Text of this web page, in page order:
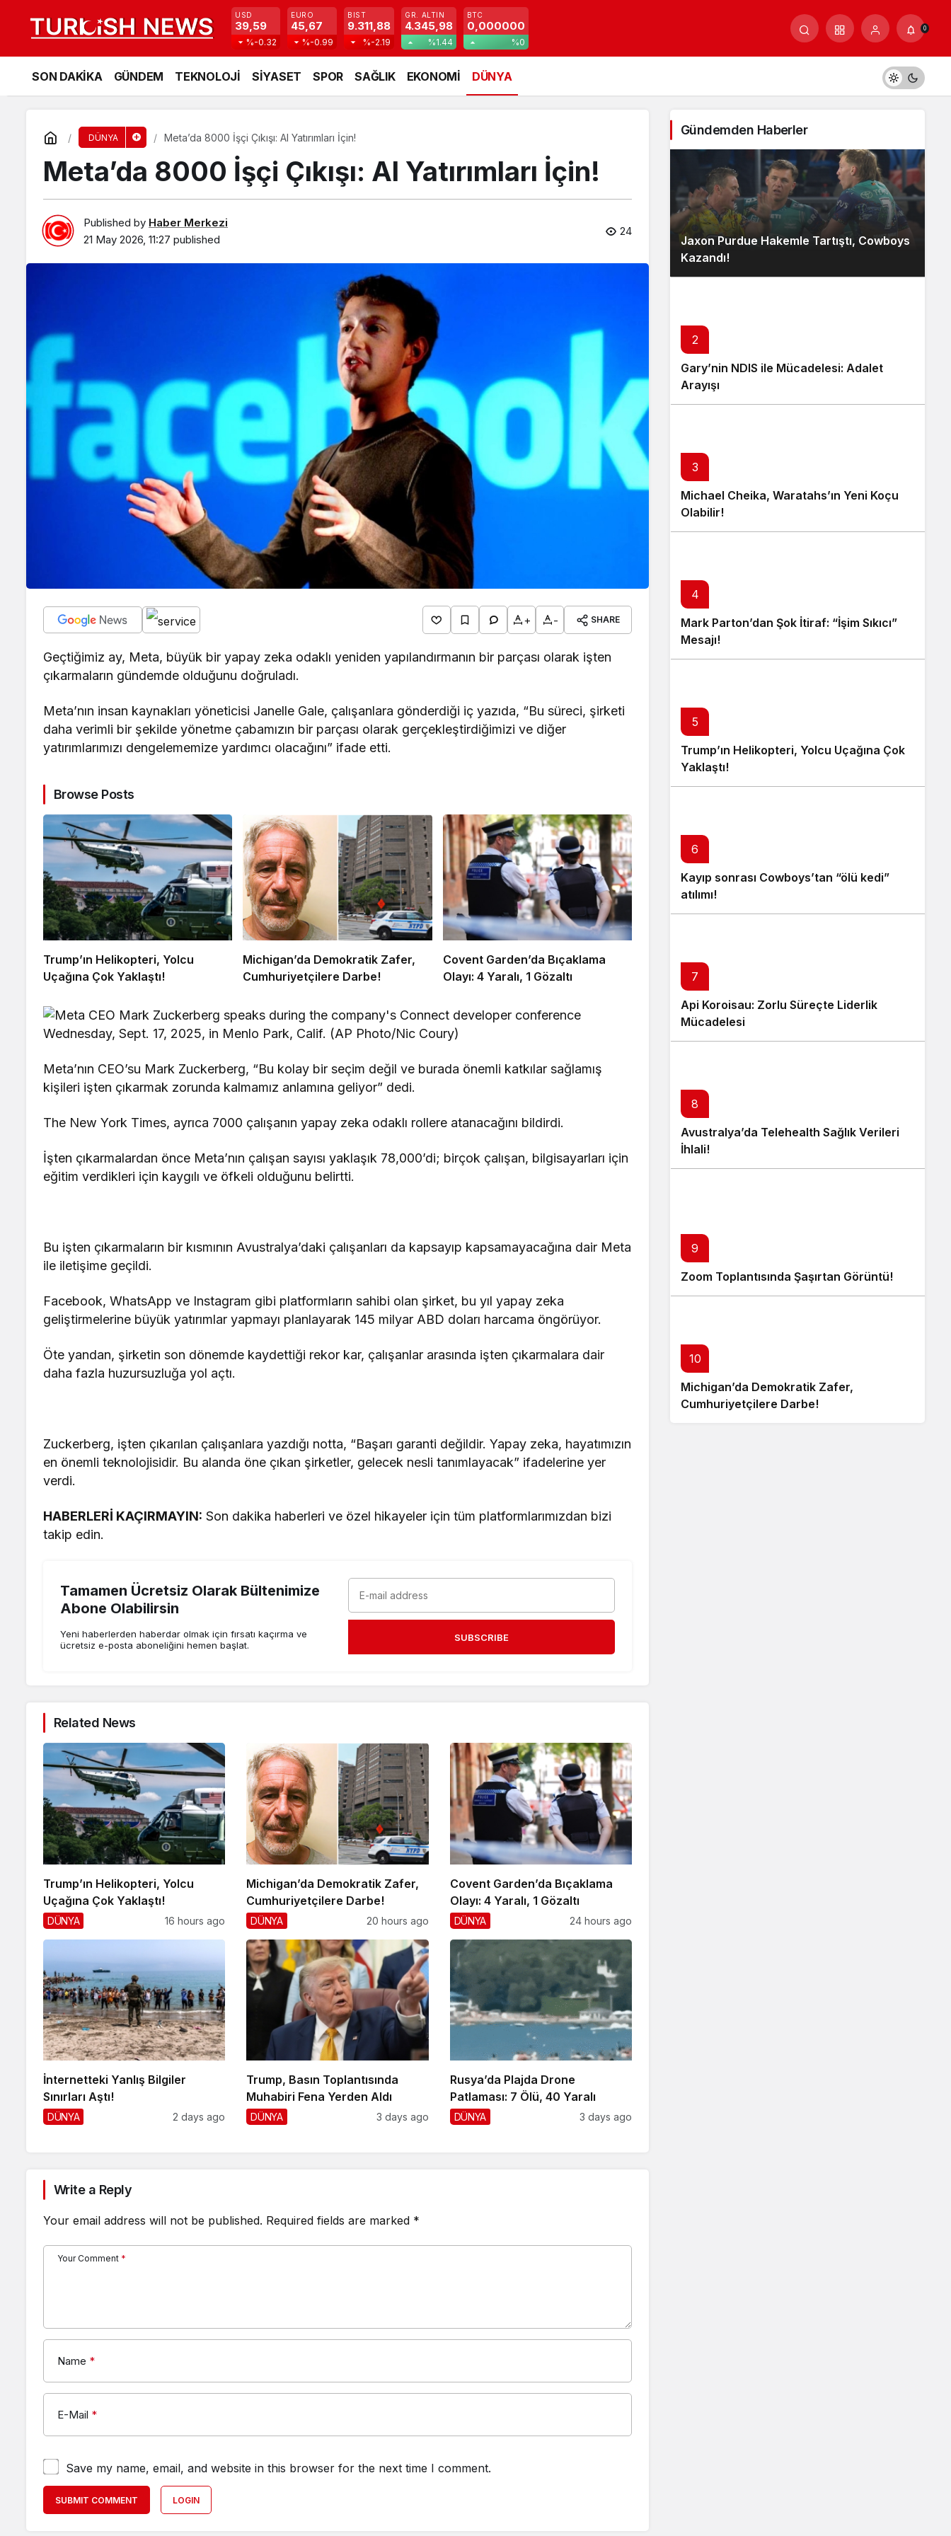
USD
39,59
%-0.32
EURO
45,67
%-0.99
BIST
9.311,88
%-2.19
GR. ALTIN
4.345,98
%1.44
BTC
0,000000
%0
0
SON DAKİKA GÜNDEM TEKNOLOJİ SİYASET SPOR SAĞLIK EKONOMİ DÜNYA
DÜNYA Meta’da 8000 İşçi Çıkışı: AI Yatırımları İçin!
Meta’da 8000 İşçi Çıkışı: AI Yatırımları İçin!
Published by Haber Merkezi
21 May 2026, 11:27 published
24
+ - SHARE
Geçtiğimiz ay, Meta, büyük bir yapay zeka odaklı yeniden yapılandırmanın bir parçası olarak işten
çıkarmaların gündemde olduğunu doğruladı.
Meta’nın insan kaynakları yöneticisi Janelle Gale, çalışanlara gönderdiği iç yazıda, “Bu süreci, şirketi
daha verimli bir şekilde yönetme çabamızın bir parçası olarak gerçekleştirdiğimizi ve diğer
yatırımlarımızı dengelememize yardımcı olacağını” ifade etti.
Browse Posts
Trump’ın Helikopteri, Yolcu
Uçağına Çok Yaklaştı!
Michigan’da Demokratik Zafer,
Cumhuriyetçilere Darbe!
Covent Garden’da Bıçaklama
Olayı: 4 Yaralı, 1 Gözaltı
Meta’nın CEO’su Mark Zuckerberg, “Bu kolay bir seçim değil ve burada önemli katkılar sağlamış
kişileri işten çıkarmak zorunda kalmamız anlamına geliyor” dedi.
The New York Times, ayrıca 7000 çalışanın yapay zeka odaklı rollere atanacağını bildirdi.
İşten çıkarmalardan önce Meta’nın çalışan sayısı yaklaşık 78,000’di; birçok çalışan, bilgisayarları için
eğitim verdikleri için kaygılı ve öfkeli olduğunu belirtti.
Bu işten çıkarmaların bir kısmının Avustralya’daki çalışanları da kapsayıp kapsamayacağına dair Meta
ile iletişime geçildi.
Facebook, WhatsApp ve Instagram gibi platformların sahibi olan şirket, bu yıl yapay zeka
geliştirmelerine büyük yatırımlar yapmayı planlayarak 145 milyar ABD doları harcama öngörüyor.
Öte yandan, şirketin son dönemde kaydettiği rekor kar, çalışanlar arasında işten çıkarmalara dair
daha fazla huzursuzluğa yol açtı.
Zuckerberg, işten çıkarılan çalışanlara yazdığı notta, “Başarı garanti değildir. Yapay zeka, hayatımızın
en önemli teknolojisidir. Bu alanda öne çıkan şirketler, gelecek nesli tanımlayacak” ifadelerine yer
verdi.
HABERLERİ KAÇIRMAYIN: Son dakika haberleri ve özel hikayeler için tüm platformlarımızdan bizi
takip edin.
Tamamen Ücretsiz Olarak Bültenimize
Abone Olabilirsin
Yeni haberlerden haberdar olmak için fırsatı kaçırma ve
ücretsiz e-posta aboneliğini hemen başlat.
SUBSCRIBE
Related News
Trump’ın Helikopteri, Yolcu
Uçağına Çok Yaklaştı!
DÜNYA 16 hours ago
Michigan’da Demokratik Zafer,
Cumhuriyetçilere Darbe!
DÜNYA 20 hours ago
Covent Garden’da Bıçaklama
Olayı: 4 Yaralı, 1 Gözaltı
DÜNYA 24 hours ago
İnternetteki Yanlış Bilgiler
Sınırları Aştı!
DÜNYA 2 days ago
Trump, Basın Toplantısında
Muhabiri Fena Yerden Aldı
DÜNYA 3 days ago
Rusya’da Plajda Drone
Patlaması: 7 Ölü, 40 Yaralı
DÜNYA 3 days ago
Write a Reply
Your email address will not be published. Required fields are marked *
Your Comment *
Name *
E-Mail *
Save my name, email, and website in this browser for the next time I comment.
SUBMIT COMMENT LOGIN
Gündemden Haberler
Jaxon Purdue Hakemle Tartıştı, Cowboys
Kazandı!
2
Gary’nin NDIS ile Mücadelesi: Adalet
Arayışı
3
Michael Cheika, Waratahs’ın Yeni Koçu
Olabilir!
4
Mark Parton’dan Şok İtiraf: “İşim Sıkıcı”
Mesajı!
5
Trump’ın Helikopteri, Yolcu Uçağına Çok
Yaklaştı!
6
Kayıp sonrası Cowboys’tan “ölü kedi”
atılımı!
7
Api Koroisau: Zorlu Süreçte Liderlik
Mücadelesi
8
Avustralya’da Telehealth Sağlık Verileri
İhlali!
9
Zoom Toplantısında Şaşırtan Görüntü!
10
Michigan’da Demokratik Zafer,
Cumhuriyetçilere Darbe!